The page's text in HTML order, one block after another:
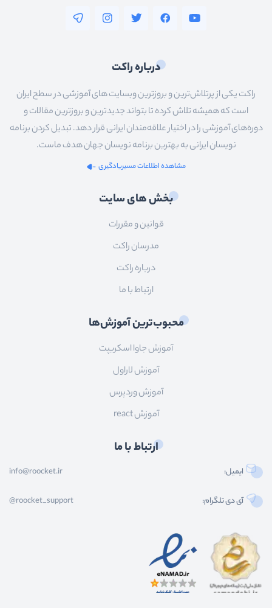
درباره راکت
راکت یکی از پرتلاش‌ترین و بروزترین وبسایت های آموزشی در سطح ایران
است که همیشه تلاش کرده تا بتواند جدیدترین و بروزترین مقالات و
دوره‌های آموزشی را در اختیار علاقه‌مندان ایرانی قرار دهد. تبدیل کردن برنامه
نویسان ایرانی به بهترین برنامه نویسان جهان هدف ماست.
مشاهده اطلاعات مسیریادگیری
بخش های سایت
قوانین و مقررات
مدرسان راکت
درباره راکت
ارتباط با ما
محبوب‌ترین آموزش‌ها
آموزش جاوا اسکریپت
آموزش لاراول
آموزش وردپرس
آموزش react
ارتباط با ما
ایمیل: info@roocket.ir
آی دی تلگرام: @roocket_support